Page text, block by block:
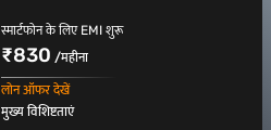
स्मार्टफोन के लिए EMI शुरू
₹830 /महीना
लोन ऑफर देखें
मुख्य विशिष्टताएं